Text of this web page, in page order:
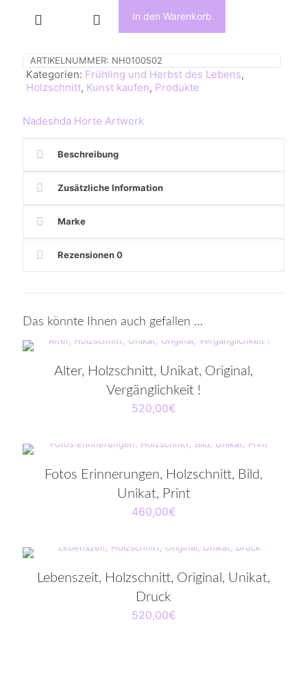
Bleibende
Unikat,
Familie
Menge
In den Warenkorb
ARTIKELNUMMER: NH0100502
Kategorien: Frühling und Herbst des Lebens,
Holzschnitt, Kunst kaufen, Produkte
Nadeshda Horte Artwork
Beschreibung
Zusätzliche Information
Marke
Rezensionen0
Das könnte Ihnen auch gefallen …
Alter, Holzschnitt, Unikat, Original,
Vergänglichkeit !
520,00€
Fotos Erinnerungen, Holzschnitt, Bild,
Unikat, Print
460,00€
Lebenszeit, Holzschnitt, Original, Unikat,
Druck
520,00€